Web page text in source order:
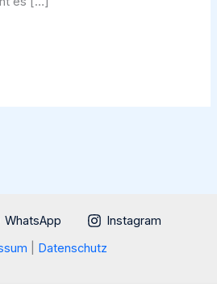
WhatsApp
Instagram
Datenschutz